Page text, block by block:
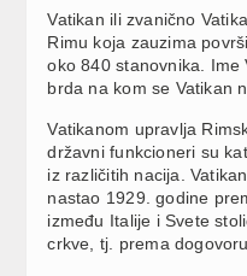
Vatikan ili zvanično
Rimu koja zauzima
oko 840 stanovnika. Ime
brda na kom se Vatikan
Vatikanom upravlja
državni funkcioneri su
iz različitih nacija.
nastao 1929. godine
između Italije i Svete
crkve, tj. prema